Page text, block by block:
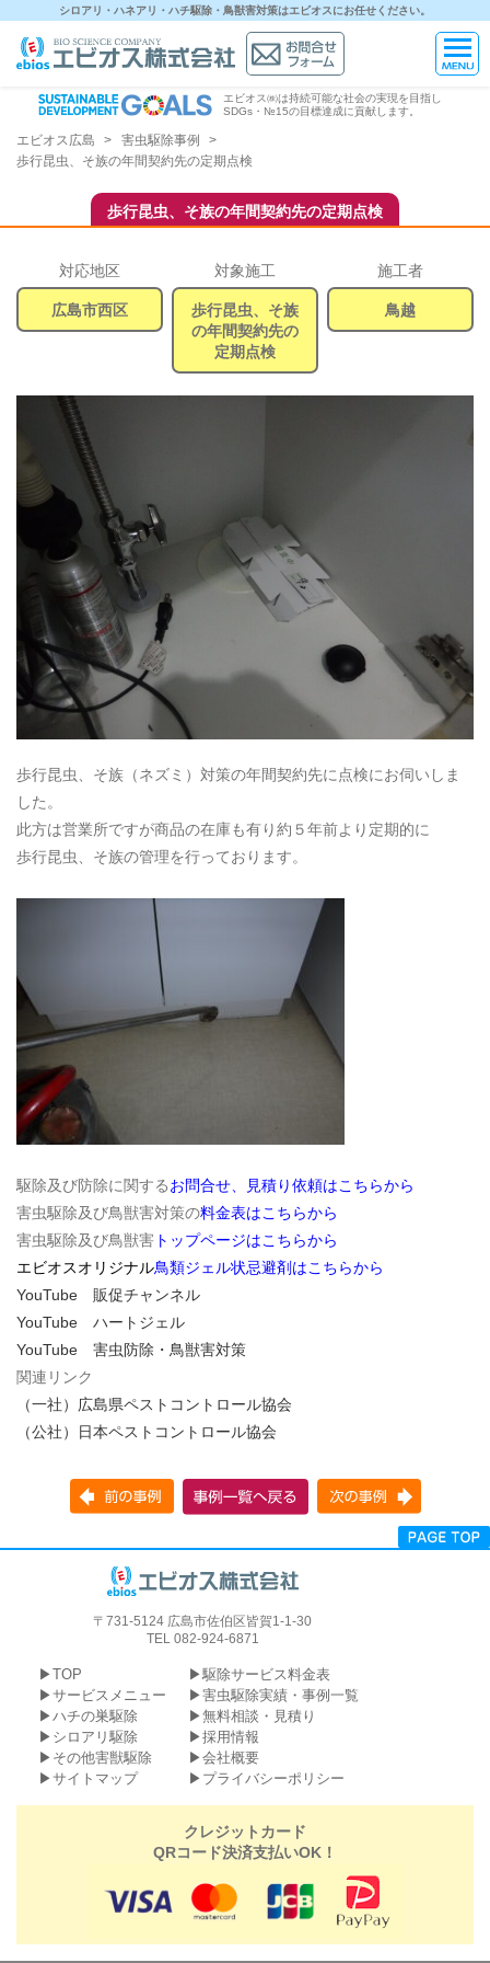
シロアリ・ハネアリ・ハチ駆除・鳥獣害対策はエビオスにお任せください。
エビオス㈱は持続可能な社会の実現を目指し
SDGs・№15の目標達成に貢献します。
エビオス広島
害虫駆除事例
歩行昆虫、そ族の年間契約先の定期点検
歩行昆虫、そ族の年間契約先の定期点検
対応地区
広島市西区
対象施工
歩行昆虫、そ族
の年間契約先の
定期点検
施工者
鳥越
歩行昆虫、そ族（ネズミ）対策の年間契約先に点検にお伺いしま
した。
此方は営業所ですが商品の在庫も有り約５年前より定期的に
歩行昆虫、そ族の管理を行っております。
駆除及び防除に関するお問合せ、見積り依頼はこちらから
害虫駆除及び鳥獣害対策の料金表はこちらから
害虫駆除及び鳥獣害 トップページはこちらから
エビオスオリジナル鳥類ジェル状忌避剤はこちらから
YouTube 販促チャンネル
YouTube ハートジェル
YouTube 害虫防除・鳥獣害対策
関連リンク
（一社）広島県ペストコントロール協会
（公社）日本ペストコントロール協会
〒731-5124 広島市佐伯区皆賀1-1-30
TEL 082-924-6871
TOP
サービスメニュー
ハチの巣駆除
シロアリ駆除
その他害獣駆除
サイトマップ
駆除サービス料金表
害虫駆除実績・事例一覧
無料相談・見積り
採用情報
会社概要
プライバシーポリシー
クレジットカード
QRコード決済支払いOK！